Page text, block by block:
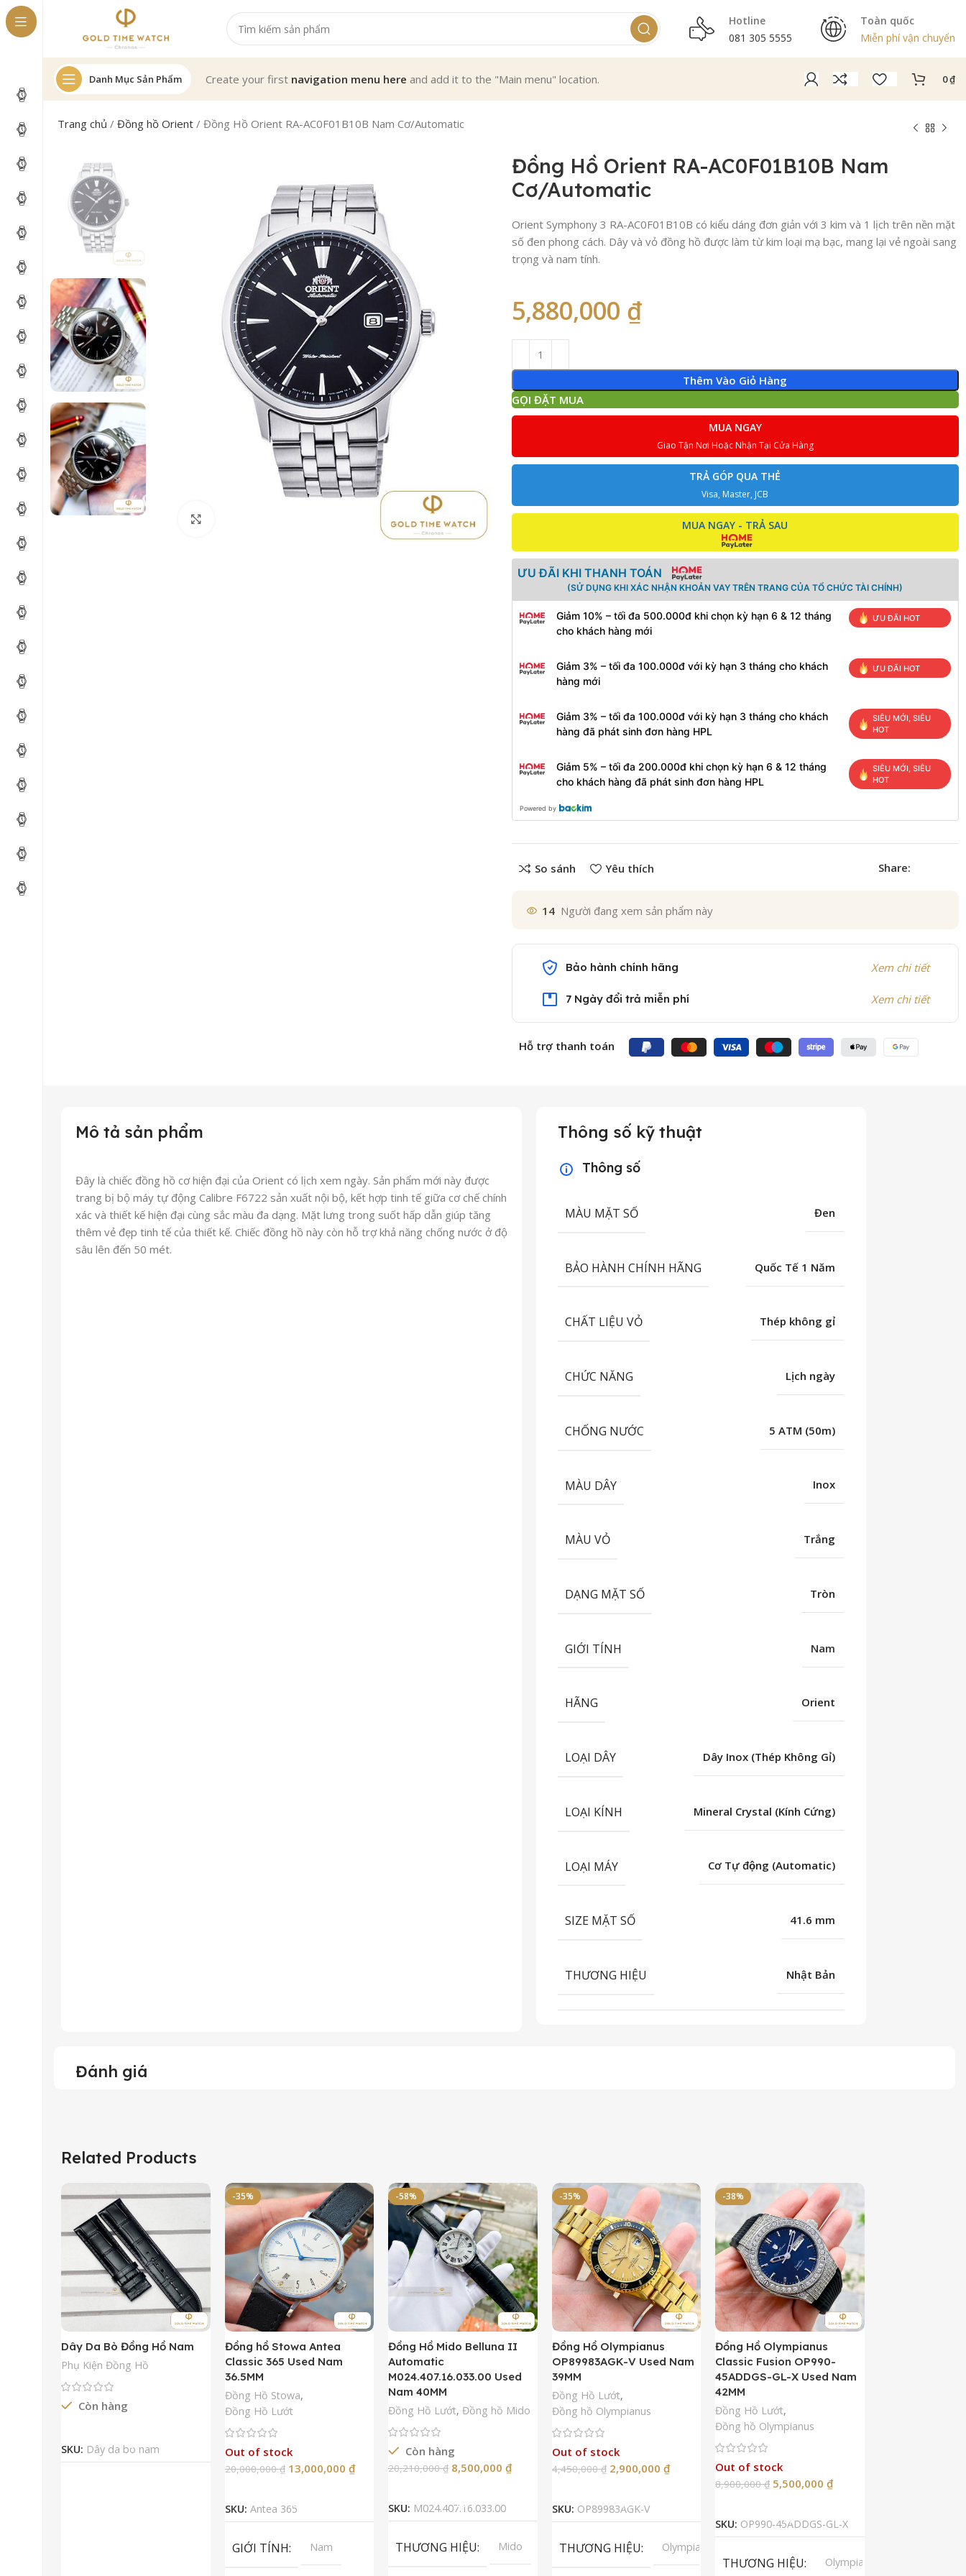
Hotline
081 305 5555
Toàn quốc
Miễn phí vận chuyển
Danh Mục Sản Phẩm Create your first navigation menu here and add it to the "Main menu" location. 0₫
Trang chủ /Đồng hồ Orient /Đồng Hồ Orient RA-AC0F01B10B Nam Cơ/Automatic
Đồng Hồ Orient RA-AC0F01B10B Nam
Cơ/Automatic
Orient Symphony 3 RA-AC0F01B10B có kiểu dáng đơn giản với 3 kim và 1 lịch trên nền mặt
số đen phong cách. Dây và vỏ đồng hồ được làm từ kim loại mạ bạc, mang lại vẻ ngoài sang
trọng và nam tính.
5,880,000 ₫
Thêm Vào Giỏ Hàng
GỌI ĐẶT MUA
MUA NGAY
Giao Tận Nơi Hoặc Nhận Tại Cửa Hàng
TRẢ GÓP QUA THẺ
Visa, Master, JCB
MUA NGAY - TRẢ SAU
ƯU ĐÃI KHI THANH TOÁN
(SỬ DỤNG KHI XÁC NHẬN KHOẢN VAY TRÊN TRANG CỦA TỔ CHỨC TÀI CHÍNH)
Giảm 10% – tối đa 500.000đ khi chọn kỳ hạn 6 & 12 tháng
cho khách hàng mới
ƯU ĐÃI HOT
Giảm 3% – tối đa 100.000đ với kỳ hạn 3 tháng cho khách
hàng mới
ƯU ĐÃI HOT
Giảm 3% – tối đa 100.000đ với kỳ hạn 3 tháng cho khách
hàng đã phát sinh đơn hàng HPL
SIÊU MỚI, SIÊU
HOT
Giảm 5% – tối đa 200.000đ khi chọn kỳ hạn 6 & 12 tháng
cho khách hàng đã phát sinh đơn hàng HPL
SIÊU MỚI, SIÊU
HOT
Powered by
So sánh Yêu thích Share:
14 Người đang xem sản phẩm này
Bảo hành chính hãng Xem chi tiết
7 Ngày đổi trả miễn phí Xem chi tiết
Hỗ trợ thanh toán
Mô tả sản phẩm
Đây là chiếc đồng hồ cơ hiện đại của Orient có lịch xem ngày. Sản phẩm mới này được
trang bị bộ máy tự động Calibre F6722 sản xuất nội bộ, kết hợp tinh tế giữa cơ chế chính
xác và thiết kế hiện đại cùng sắc màu đa dạng. Mặt lưng trong suốt hấp dẫn giúp tăng
thêm vẻ đẹp tinh tế của thiết kế. Chiếc đồng hồ này còn hỗ trợ khả năng chống nước ở độ
sâu lên đến 50 mét.
Thông số kỹ thuật
Thông số
MÀU MẶT SỐ Đen
BẢO HÀNH CHÍNH HÃNG Quốc Tế 1 Năm
CHẤT LIỆU VỎ Thép không gỉ
CHỨC NĂNG Lịch ngày
CHỐNG NƯỚC 5 ATM (50m)
MÀU DÂY Inox
MÀU VỎ Trắng
DẠNG MẶT SỐ Tròn
GIỚI TÍNH Nam
HÃNG Orient
LOẠI DÂY Dây Inox (Thép Không Gỉ)
LOẠI KÍNH Mineral Crystal (Kính Cứng)
LOẠI MÁY Cơ Tự động (Automatic)
SIZE MẶT SỐ 41.6 mm
THƯƠNG HIỆU Nhật Bản
Đánh giá
Related Products
Dây Da Bò Đồng Hồ Nam
Phụ Kiện Đồng Hồ
Còn hàng
SKU: Dây da bò nam
-35%
Đồng hồ Stowa Antea
Classic 365 Used Nam
36.5MM
Đồng Hồ Stowa,
Đồng Hồ Lướt
Out of stock
20,000,000₫ 13,000,000 ₫
SKU: Antea 365
GIỚI TÍNH Nam
-58%
Đồng Hồ Mido Belluna II
Automatic
M024.407.16.033.00 Used
Nam 40MM
Đồng Hồ Lướt, Đồng hồ Mido
Còn hàng
20,210,000₫ 8,500,000 ₫
SKU: M024.407.16.033.00
THƯƠNG HIỆU Mido
-35%
Đồng Hồ Olympianus
OP89983AGK-V Used Nam
39MM
Đồng Hồ Lướt,
Đồng hồ Olympianus
Out of stock
4,450,000₫ 2,900,000 ₫
SKU: OP89983AGK-V
THƯƠNG HIỆU Olympianus
-38%
Đồng Hồ Olympianus
Classic Fusion OP990-
45ADDGS-GL-X Used Nam
42MM
Đồng Hồ Lướt,
Đồng hồ Olympianus
Out of stock
8,900,000₫ 5,500,000 ₫
SKU: OP990-45ADDGS-GL-X
THƯƠNG HIỆU Olympianus